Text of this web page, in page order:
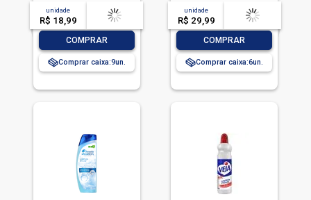
unidade
R$ 18,99
acima de
-- --,--un.
COMPRAR
Comprar caixa:9
unidade
R$ 29,99
acima de
-- --,--un.
COMPRAR
Comprar caixa:6